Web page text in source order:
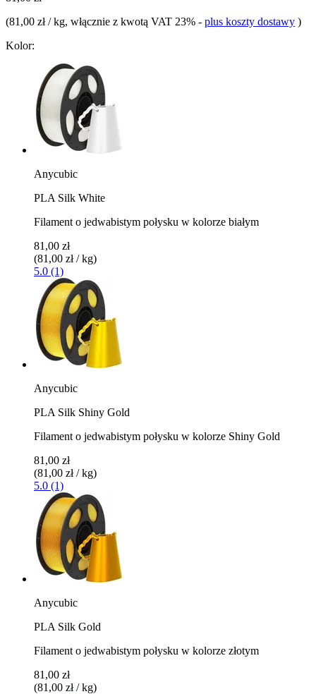
(81,00 zł / kg, włącznie z kwotą VAT 23% - plus koszty dostawy )
Kolor:
Anycubic
PLA Silk White
Filament o jedwabistym połysku w kolorze białym
81,00 zł
(81,00 zł / kg)
5.0 (1)
Anycubic
PLA Silk Shiny Gold
Filament o jedwabistym połysku w kolorze Shiny Gold
81,00 zł
(81,00 zł / kg)
5.0 (1)
Anycubic
PLA Silk Gold
Filament o jedwabistym połysku w kolorze złotym
81,00 zł
(81,00 zł / kg)